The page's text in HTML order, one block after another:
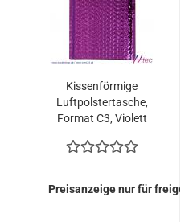
Kissenförmige
Luftpolstertasche,
Format C3, Violett
(50 Stück = 109,50
Preisanzeige nur für